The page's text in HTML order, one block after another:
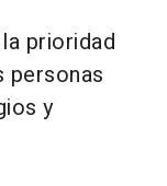
prioridad
personas
y